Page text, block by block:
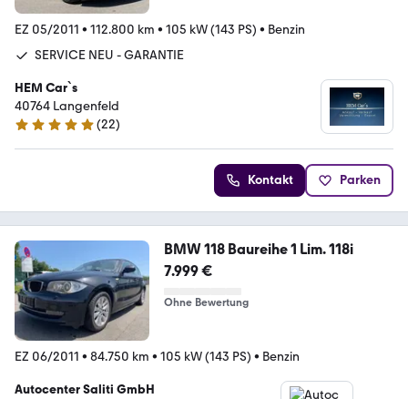
EZ 05/2011 • 112.800 km • 105 kW (143 PS) • Benzin
SERVICE NEU - GARANTIE
HEM Car`s
40764 Langenfeld
5 Sterne
(22)
Kontakt Parken
BMW 118 Baureihe 1 Lim. 118i
7.999 €
Ohne Bewertung
EZ 06/2011 • 84.750 km • 105 kW (143 PS) • Benzin
Autocenter Saliti GmbH